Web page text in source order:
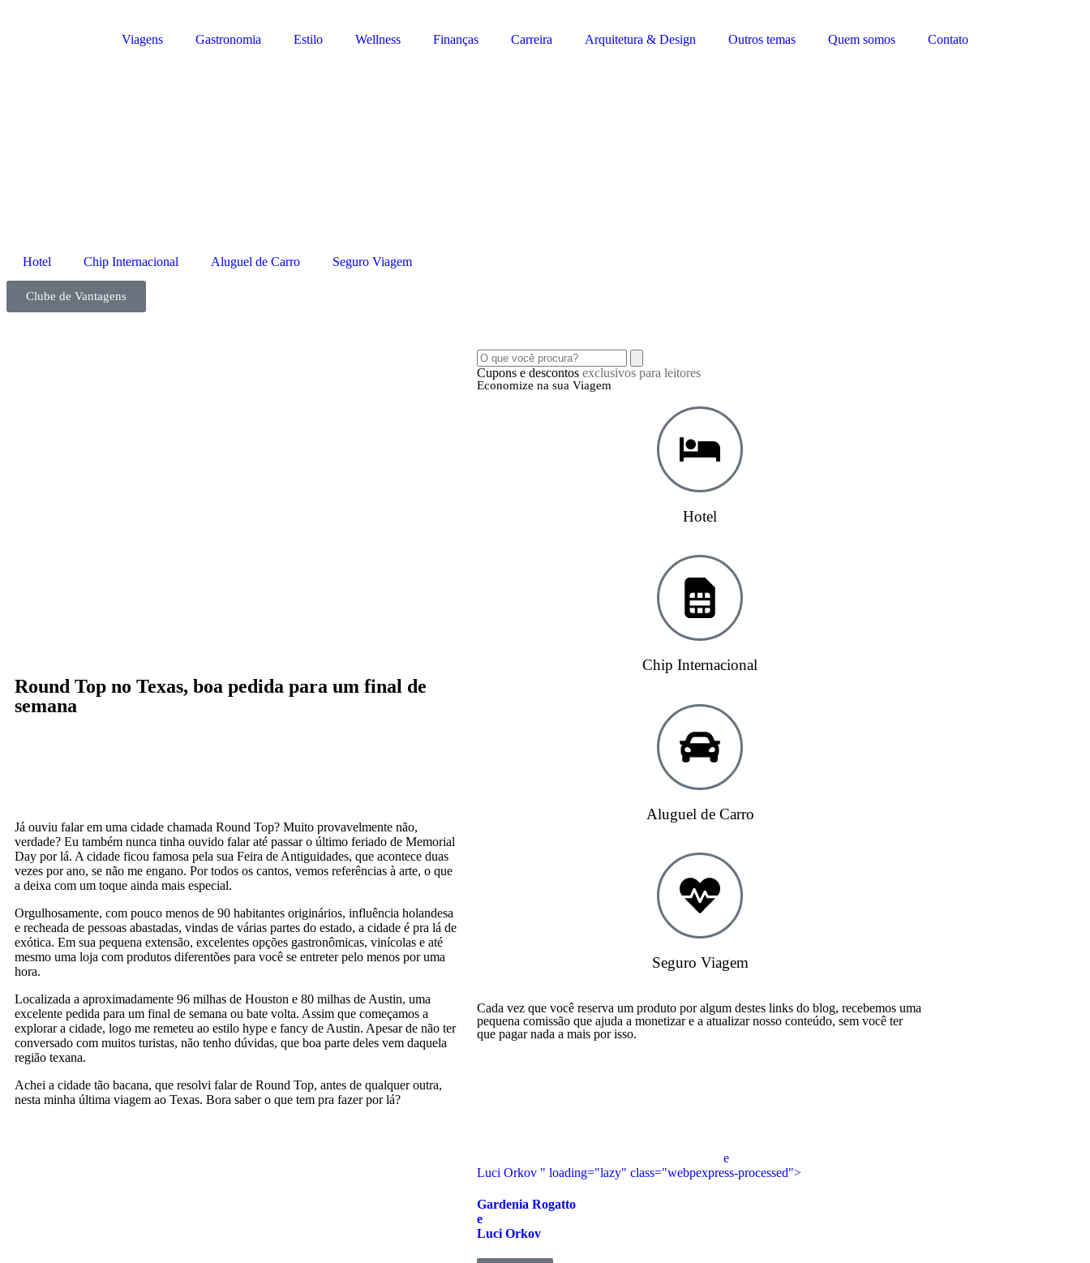
Viagens Gastronomia Estilo Wellness Finanças Carreira Arquitetura & Design Outros temas Quem somos Contato
Hotel Chip Internacional Aluguel de Carro Seguro Viagem
Clube de Vantagens
Round Top no Texas, boa pedida para um final de
semana
Já ouviu falar em uma cidade chamada Round Top? Muito provavelmente não,
verdade? Eu também nunca tinha ouvido falar até passar o último feriado de Memorial
Day por lá. A cidade ficou famosa pela sua Feira de Antiguidades, que acontece duas
vezes por ano, se não me engano. Por todos os cantos, vemos referências à arte, o que
a deixa com um toque ainda mais especial.
Orgulhosamente, com pouco menos de 90 habitantes originários, influência holandesa
e recheada de pessoas abastadas, vindas de várias partes do estado, a cidade é pra lá de
exótica. Em sua pequena extensão, excelentes opções gastronômicas, vinícolas e até
mesmo uma loja com produtos diferentões para você se entreter pelo menos por uma
hora.
Localizada a aproximadamente 96 milhas de Houston e 80 milhas de Austin, uma
excelente pedida para um final de semana ou bate volta. Assim que começamos a
explorar a cidade, logo me remeteu ao estilo hype e fancy de Austin. Apesar de não ter
conversado com muitos turistas, não tenho dúvidas, que boa parte deles vem daquela
região texana.
Achei a cidade tão bacana, que resolvi falar de Round Top, antes de qualquer outra,
nesta minha última viagem ao Texas. Bora saber o que tem pra fazer por lá?
Cupons e descontos exclusivos para leitores
Economize na sua Viagem
Hotel
Chip Internacional
Aluguel de Carro
Seguro Viagem
Cada vez que você reserva um produto por algum destes links do blog, recebemos uma
pequena comissão que ajuda a monetizar e a atualizar nosso conteúdo, sem você ter
que pagar nada a mais por isso.
e
Luci Orkov " loading="lazy" class="webpexpress-processed">
Gardenia Rogatto
e
Luci Orkov